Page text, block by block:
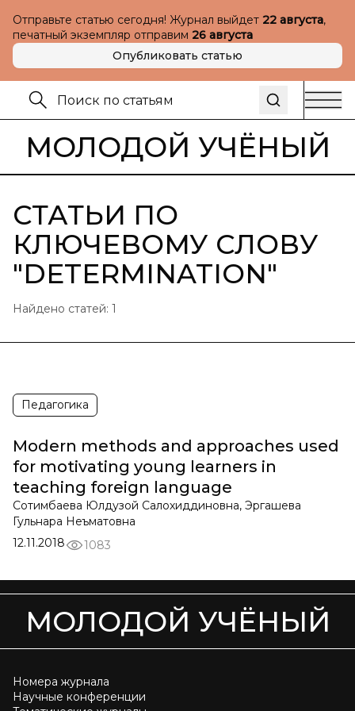
Отправьте статью сегодня! Журнал выйдет 22 августа,
печатный экземпляр отправим 26 августа
Опубликовать статью
МОЛОДОЙ УЧЁНЫЙ
СТАТЬИ ПО
КЛЮЧЕВОМУ СЛОВУ
"DETERMINATION"
Найдено статей: 1
Педагогика
Modern methods and approaches used
for motivating young learners in
teaching foreign language
Сотимбаева Юлдузой Салохиддиновна, Эргашева
Гульнара Неъматовна
12.11.2018
1083
МОЛОДОЙ УЧЁНЫЙ
Номера журнала
Научные конференции